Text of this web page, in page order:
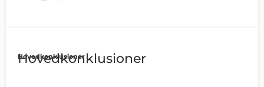
Hovedkonklusioner
Hovedkonklusioner